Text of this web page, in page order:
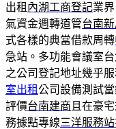
出租 內湖工商登記業
氣資金週轉道管台南
式各樣的典當借款周轉
急站。多功能會議室
之公司登記地址幾乎
室出租公司設備測試
評價台南建商 且在豪
務據點專線三洋服務站